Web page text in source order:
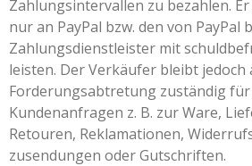
Zahlungsintervallen zu bezahlen.
nur an PayPal bzw. den von PayPal
Zahlungsdienstleister mit
leisten. Der Verkäufer bleibt jedoch
Forderungsabtretung zuständig
Kundenanfragen z. B. zur Ware,
Retouren, Reklamationen,
zusendungen oder Gutschriften.